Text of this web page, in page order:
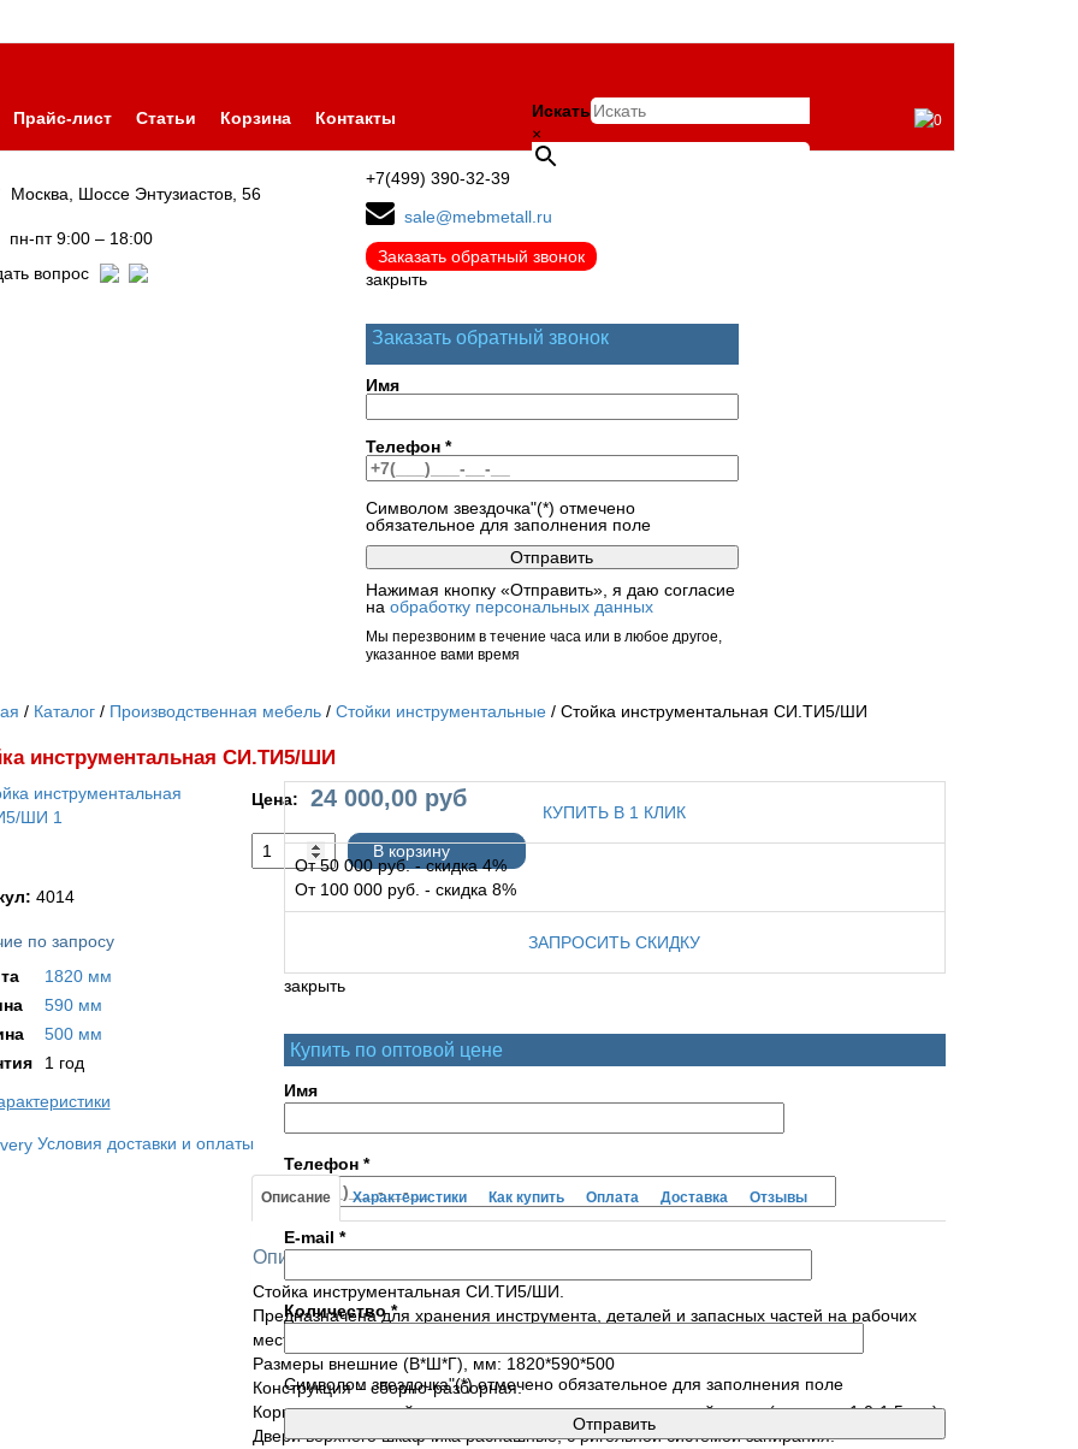
Прайс-лист Статьи Корзина Контакты
Искать
×
0
Москва, Шоссе Энтузиастов, 56
пн-пт 9:00 – 18:00
вопрос
+7(499) 390-32-39
sale@mebmetall.ru
Заказать обратный звонок
закрыть
Заказать обратный звонок
Имя
Телефон *
Символом звездочка"(*) отмечено
обязательное для заполнения поле
Нажимая кнопку «Отправить», я даю согласие
на обработку персональных данных
Мы перезвоним в течение часа или в любое другое,
указанное вами время
Каталог Производственная мебель Стойки инструментальные Стойка инструментальная СИ.ТИ5/ШИ
инструментальная СИ.ТИ5/ШИ
Цена: 24 000,00 руб
В корзину
КУПИТЬ В 1 КЛИК
От 50 000 руб. - скидка 4%
От 100 000 руб. - скидка 8%
ЗАПРОСИТЬ СКИДКУ
закрыть
Купить по оптовой цене
Имя
Телефон *
E-mail *
Количество*
Символом звездочка"(*) отмечено обязательное для заполнения поле
4014
по запросу
1820 мм
590 мм
500 мм
1 год
Условия доставки и оплаты
Описание Характеристики Как купить Оплата Доставка Отзывы
Описание товара
Стойка инструментальная СИ.ТИ5/ШИ.
Предназначена для хранения инструмента, деталей и запасных частей на рабочих
местах различных производственных помещений.
Размеры внешние (В*Ш*Г), мм: 1820*590*500
Конструкция – сборно-разборная.
Корпус и двери стойки выполнены из высококачественной стали (толщина 1.0-1.5 мм).
Двери верхнего шкафчика распашные, с ригельной системой запирания.